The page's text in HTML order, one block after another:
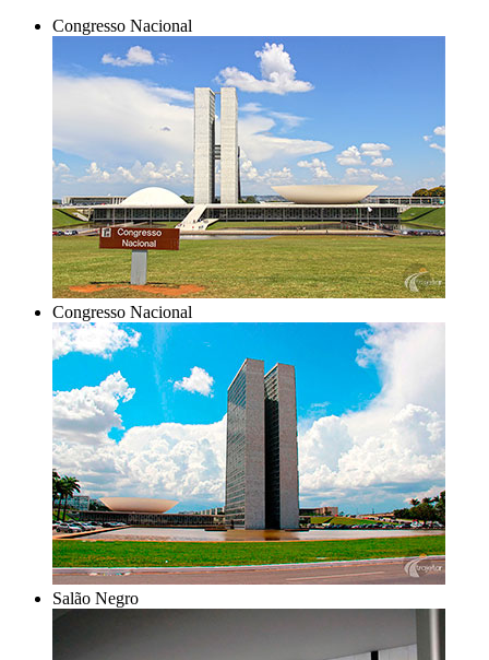
Congresso Nacional
Congresso Nacional
Salão Negro